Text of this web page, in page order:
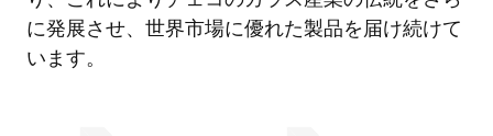
に発展させ、世界市場に優れた製品を届け続けて
います。